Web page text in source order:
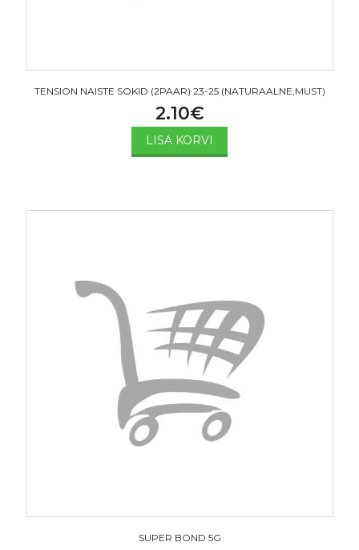
TENSION NAISTE SOKID (2PAAR) 23-25 (NATURAALNE,MUST)
2.10€
LISA KORVI
SUPER BOND 5G